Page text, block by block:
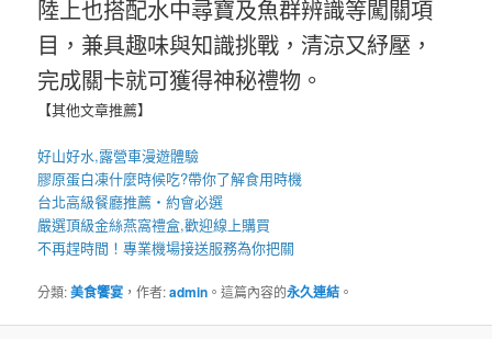
陸上也搭配水中尋寶及魚群辨識等闖關項
目，兼具趣味與知識挑戰，清涼又紓壓，
完成關卡就可獲得神秘禮物。
【其他文章推薦】
好山好水,露營車漫遊體驗
膠原蛋白凍什麼時候吃?帶你了解食用時機
台北高級餐廳推薦・約會必選
嚴選頂級金絲燕窩禮盒,歡迎線上購買
不再趕時間！專業機場接送服務為你把關
分類:美食饗宴 ，作者:admin 。這篇內容的永久連結 。